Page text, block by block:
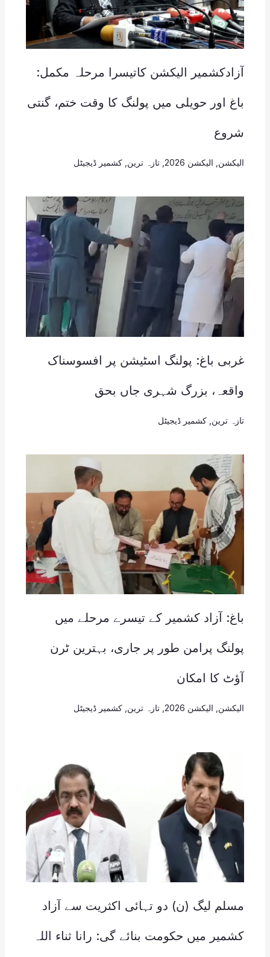
آزادکشمیر الیکشن کاتیسرا مرحلہ مکمل:
باغ اور حویلی میں پولنگ کا وقت ختم، گنتی
شروع
الیکشن الیکشن 2026 , تازہ ترین کشمیر ڈیجیٹل
غربی باغ: پولنگ اسٹیشن پر افسوسناک
واقعہ، بزرگ شہری جاں بحق
تازہ ترین کشمیر ڈیجیٹل
باغ: آزاد کشمیر کے تیسرے مرحلے میں
پولنگ پرامن طور پر جاری، بہترین ٹرن
آؤٹ کا امکان
الیکشن الیکشن 2026 , تازہ ترین کشمیر ڈیجیٹل
مسلم لیگ (ن) دو تہائی اکثریت سے آزاد
کشمیر میں حکومت بنائے گی: رانا ثناء اللہ